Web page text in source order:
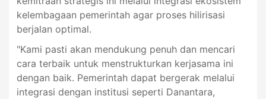
kelembagaan pemerintah agar proses hilirisasi
berjalan optimal.
"Kami pasti akan mendukung penuh dan mencari
cara terbaik untuk menstrukturkan kerjasama ini
dengan baik. Pemerintah dapat bergerak melalui
integrasi dengan institusi seperti Danantara,